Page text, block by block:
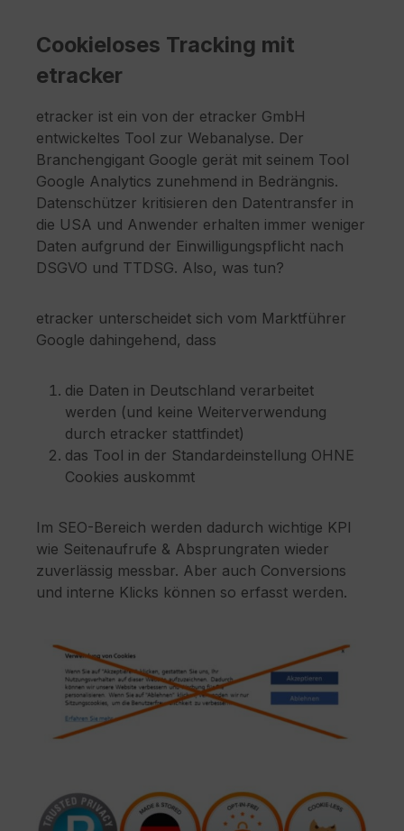
Cookieloses Tracking mit
etracker
etracker ist ein von der etracker GmbH
entwickeltes Tool zur Webanalyse. Der
Branchengigant Google gerät mit seinem Tool
Google Analytics zunehmend in Bedrängnis.
Datenschützer kritisieren den Datentransfer in
die USA und Anwender erhalten immer weniger
Daten aufgrund der Einwilligungspflicht nach
DSGVO und TTDSG. Also, was tun?
etracker unterscheidet sich vom Marktführer
Google dahingehend, dass
die Daten in Deutschland verarbeitet
werden (und keine Weiterverwendung
durch etracker stattfindet)
das Tool in der Standardeinstellung OHNE
Cookies auskommt
Im SEO-Bereich werden dadurch wichtige KPI
wie Seitenaufrufe & Absprungraten wieder
zuverlässig messbar. Aber auch Conversions
und interne Klicks können so erfasst werden.